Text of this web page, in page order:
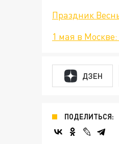
Праздник
1 мая в
ДЗЕН
ПОДЕЛИТЬСЯ: